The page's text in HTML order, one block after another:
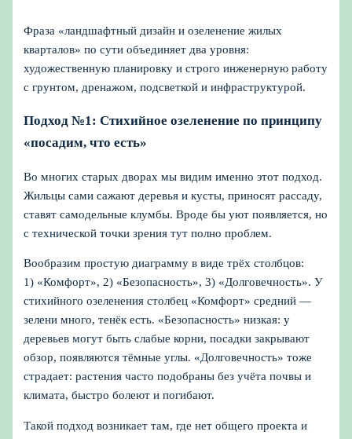
Фраза «ландшафтный дизайн и озеленение жилых
кварталов» по сути объединяет два уровня:
художественную планировку и строго инженерную работу
с грунтом, дренажом, подсветкой и инфраструктурой.
Подход №1: Стихийное озеленение по принципу
«посадим, что есть»
Во многих старых дворах мы видим именно этот подход.
Жильцы сами сажают деревья и кусты, приносят рассаду,
ставят самодельные клумбы. Вроде бы уют появляется, но
с технической точки зрения тут полно проблем.
Вообразим простую диаграмму в виде трёх столбцов:
1) «Комфорт», 2) «Безопасность», 3) «Долговечность». У
стихийного озеленения столбец «Комфорт» средний —
зелени много, тенёк есть. «Безопасность» низкая: у
деревьев могут быть слабые корни, посадки закрывают
обзор, появляются тёмные углы. «Долговечность» тоже
страдает: растения часто подобраны без учёта почвы и
климата, быстро болеют и погибают.
Такой подход возникает там, где нет общего проекта и